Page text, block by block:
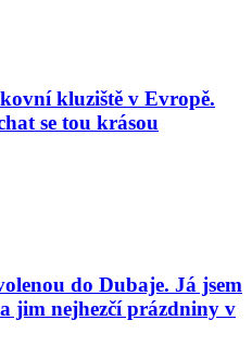
kluziště v Evropě.
se tou krásou
do Dubaje. Já jsem
jim nejhezčí prázdniny v